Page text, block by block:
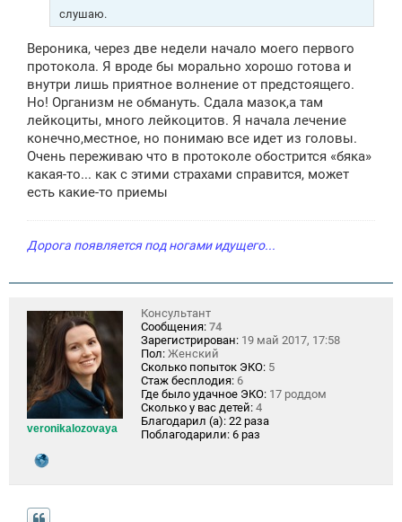
слушаю.
Вероника, через две недели начало моего первого
протокола. Я вроде бы морально хорошо готова и
внутри лишь приятное волнение от предстоящего.
Но! Организм не обмануть. Сдала мазок,а там
лейкоциты, много лейкоцитов. Я начала лечение
конечно,местное, но понимаю все идет из головы.
Очень переживаю что в протоколе обострится «бяка»
какая-то... как с этими страхами справится, может
есть какие-то приемы
Дорога появляется под ногами идущего...
veronikalozovaya
Консультант
Сообщения: 74
Зарегистрирован: 19 май 2017, 17:58
Пол: Женский
Сколько попыток ЭКО: 5
Стаж бесплодия: 6
Где было удачное ЭКО: 17 роддом
Сколько у вас детей: 4
Благодарил (а): 22 раза
Поблагодарили: 6 раз